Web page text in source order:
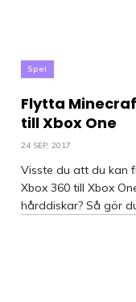
Spel
Flytta
till Xbox One
24 SEP, 2017
Visste du att du kan
Xbox 360 till Xbox